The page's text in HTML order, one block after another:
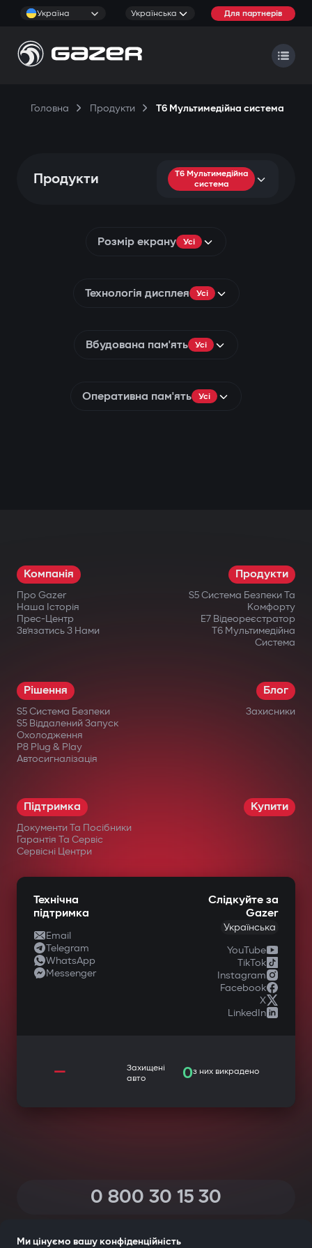
Україна Українська Для партнерів
Головна Продукти T6 Мультимедійна система
Продукти
T6 Мультимедійна
система
Розмір екрану Усі
Технологія дисплея Усі
Вбудована пам'ять Усі
Оперативна пам'ять Усі
Компанія
Про Gazer
Наша Історія
Прес-Центр
Зв’язатись З Нами
Продукти
S5 Система Безпеки Та
Комфорту
E7 Відеореєстратор
T6 Мультимедійна
Система
Рішення
S5 Система Безпеки
S5 Віддалений Запуск
Охолодження
P8 Plug & Play
Автосигналізація
Блог
Захисники
Підтримка
Документи Та Посібники
Гарантія Та Сервіс
Сервісні Центри
Купити
Технічна
підтримка
Email
Telegram
WhatsApp
Messenger
Слідкуйте за
Gazer
Українська
YouTube
TikTok
Instagram
Facebook
X
LinkedIn
—
Захищені
авто
0з них викрадено
0 800 30 15 30
Ми цінуємо вашу конфіденційність